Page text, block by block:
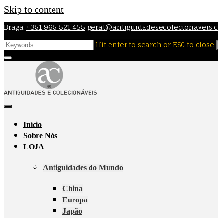
Skip to content
Braga +351 965 521 455
Hit enter to search or ESC to close
Início
Sobre Nós
LOJA
Antiguidades do Mundo
China
Europa
Japão